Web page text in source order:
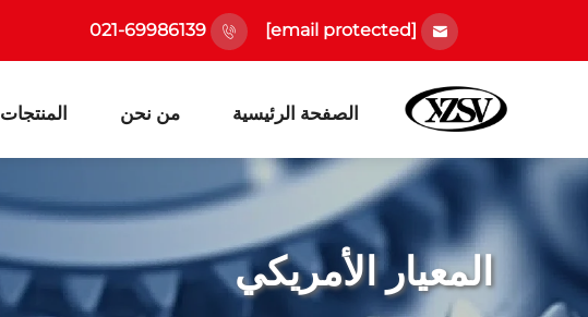
[email protected]
021-69986139
الصفحة الرئيسية من نحن المنتجات
المعيار الأمريكي